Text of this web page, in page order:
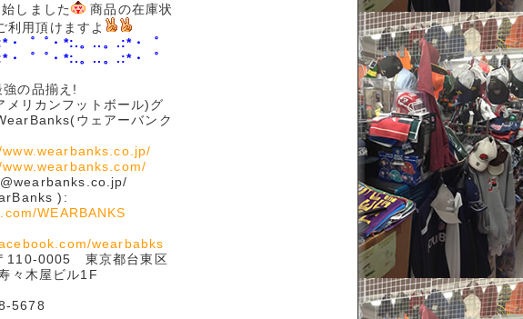
しました
商品の在庫状
利用頂けますよ
・゜゜・*:.。..。.:*・゜
・゜゜・*:.。..。.:*・゜
強の品揃え!
メリカンフットボール)グ
ウェアーバンク
):
WEARBANKS
wearbabks
110-0005 東京都台東区
々木屋ビル1F
5678